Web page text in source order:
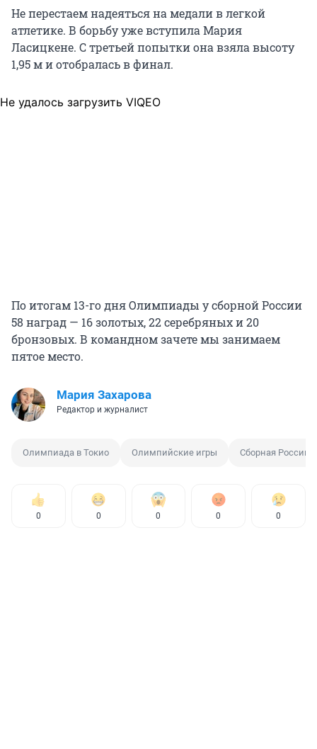
Не перестаем надеяться на медали в легкой
атлетике. В борьбу уже вступила Мария
Ласицкене. С третьей попытки она взяла высоту
1,95 м и отобралась в финал.
Не удалось загрузить VIQEO
По итогам 13-го дня Олимпиады у сборной России
58 наград — 16 золотых, 22 серебряных и 20
бронзовых. В командном зачете мы занимаем
пятое место.
Мария Захарова
Редактор и журналист
Олимпиада в Токио Олимпийские игры Сборная России
0 0 0 0 0